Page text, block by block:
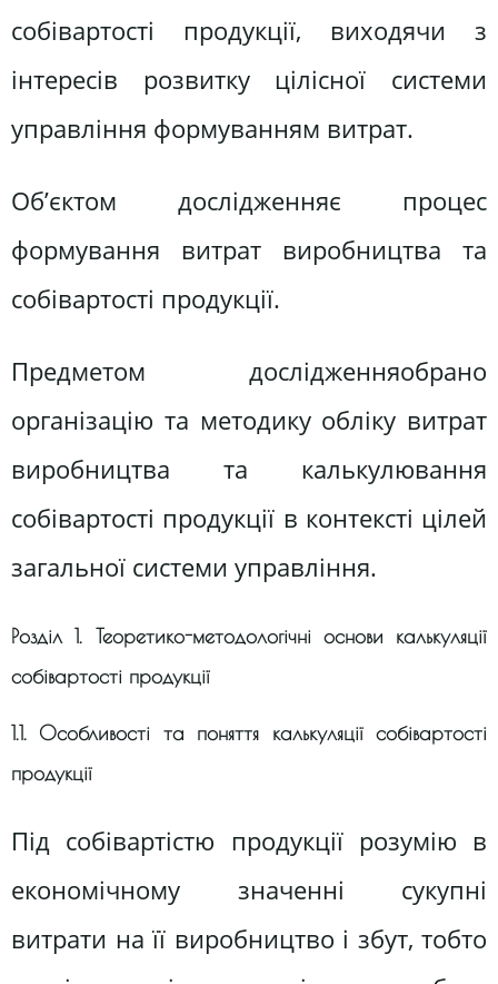
собівартості продукції, виходячи з
інтересів розвитку цілісної системи
управління формуванням витрат.
Об’єктом дослідженняє процес
формування витрат виробництва та
собівартості продукції.
Предметом дослідженняобрано
організацію та методику обліку витрат
виробництва та калькулювання
собівартості продукції в контексті цілей
загальної системи управління.
Розділ 1. Теоретико-методологічні основи калькуляції
собівартості продукції
1.1. Особливості та поняття калькуляції собівартості
продукції
Під собівартістю продукції розумію в
економічному значенні сукупні
витрати на її виробництво і збут, тобто